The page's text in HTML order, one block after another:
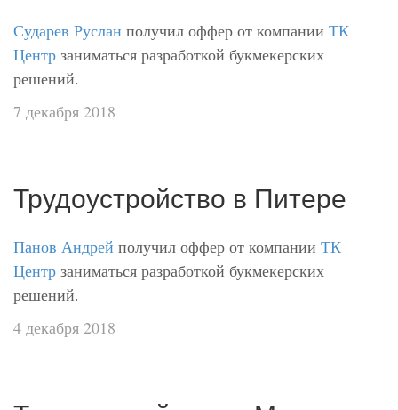
Сударев Руслан получил оффер от компании ТК
Центр заниматься разработкой букмекерских
решений.
7 декабря 2018
Трудоустройство в Питере
Панов Андрей получил оффер от компании ТК
Центр заниматься разработкой букмекерских
решений.
4 декабря 2018